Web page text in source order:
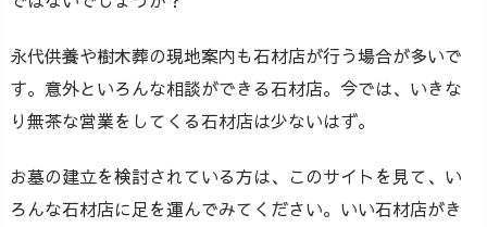
永代供養や樹木葬の現地案内も石材店が行う場合が多いで
す。意外といろんな相談ができる石材店。今では、いきな
り無茶な営業をしてくる石材店は少ないはず。
お墓の建立を検討されている方は、このサイトを見て、い
ろんな石材店に足を運んでみてください。いい石材店がき